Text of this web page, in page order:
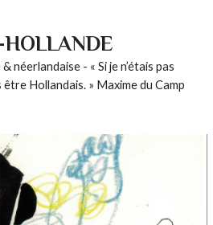
HOLLANDE
néerlandaise - « Si je n’étais pas
Hollandais. » Maxime du Camp